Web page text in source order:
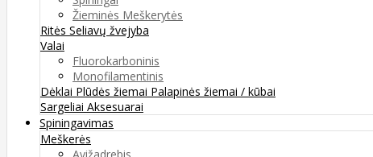
Žieminės Meškerytės
Ritės Seliavų žvejyba
Valai
Fluorokarboninis
Monofilamentinis
Dėklai Plūdės žiemai Palapinės žiemai / kūbai
Sargeliai Aksesuarai
Spiningavimas
Meškerės
Avižadrebis